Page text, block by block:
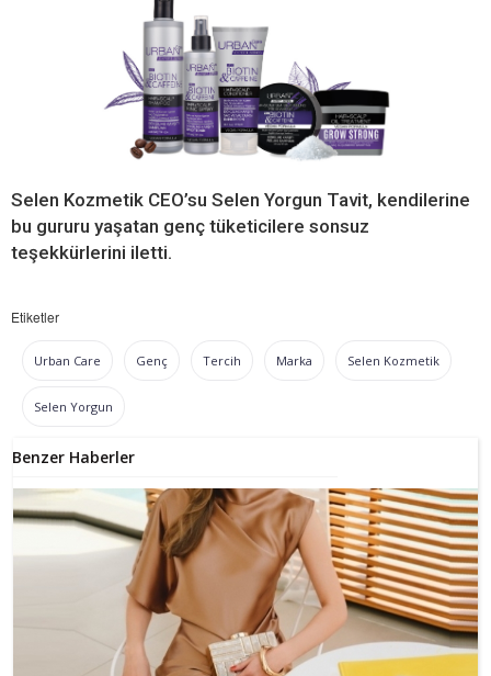
Selen Kozmetik CEO’su Selen Yorgun Tavit, kendilerine
bu gururu yaşatan genç tüketicilere sonsuz
teşekkürlerini iletti.
Etiketler
Urban Care Genç Tercih Marka Selen Kozmetik
Selen Yorgun
Benzer Haberler